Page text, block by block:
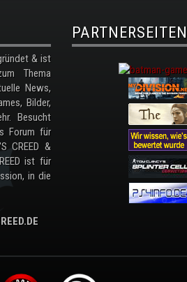
& ist
Thema
News,
Bilder,
Besucht
Forum für
CREED &
ist für
in die
PARTNERSEITEN